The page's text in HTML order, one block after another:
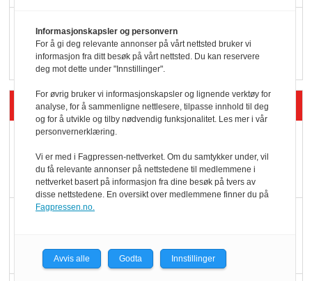
Q passerte 1 milliard i
Rema i 2025
Siste artikler - Økologisk
Kolonihagens norske
yoghurt: Trues av
melkemangel
hederspris
Informasjonskapsler og personvern
For å gi deg relevante annonser på vårt nettsted bruker vi
informasjon fra ditt besøk på vårt nettsted. Du kan reservere
deg mot dette under "Innstillinger".
For øvrig bruker vi informasjonskapsler og lignende verktøy for
analyse, for å sammenligne nettlesere, tilpasse innhold til deg
og for å utvikle og tilby nødvendig funksjonalitet. Les mer i vår
personvernerklæring.
Vi er med i Fagpressen-nettverket. Om du samtykker under, vil
du få relevante annonser på nettstedene til medlemmene i
nettverket basert på informasjon fra dine besøk på tvers av
disse nettstedene. En oversikt over medlemmene finner du på
Fagpressen.no.
Avvis alle Godta Innstillinger